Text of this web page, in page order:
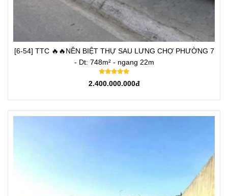
[6-54] TTC 🔥🔥NỀN BIỆT THỰ SAU LƯNG CHỢ PHƯỜNG 7
- Dt: 748m² - ngang 22m
2.400.000.000đ